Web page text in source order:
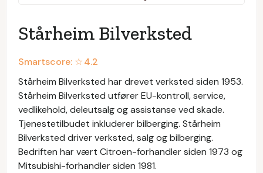
Stårheim Bilverksted
Smartscore: ☆4.2
Stårheim Bilverksted har drevet verksted siden 1953.
Stårheim Bilverksted utfører EU-kontroll, service,
vedlikehold, deleutsalg og assistanse ved skade.
Tjenestetilbudet inkluderer bilberging. Stårheim
Bilverksted driver verksted, salg og bilberging.
Bedriften har vært Citroen-forhandler siden 1973 og
Mitsubishi-forhandler siden 1981.